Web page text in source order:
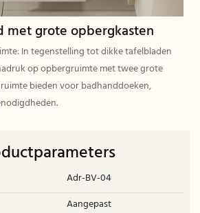
met grote opbergkasten
In tegenstelling tot dikke tafelbladen
op opbergruimte met twee grote
bieden voor badhanddoeken,
Adr-BV-04
Aangepast